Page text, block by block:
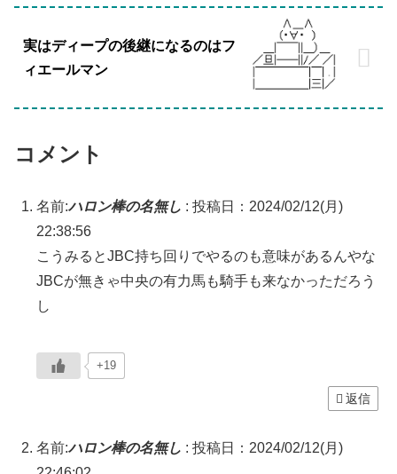
実はディープの後継になるのはフ
ィエールマン
コメント
名前:ハロン棒の名無し : 投稿日：2024/02/12(月)
22:38:56
こうみるとJBC持ち回りでやるのも意味があるんやな
JBCが無きゃ中央の有力馬も騎手も来なかっただろう
し
+19
返信
名前:ハロン棒の名無し : 投稿日：2024/02/12(月)